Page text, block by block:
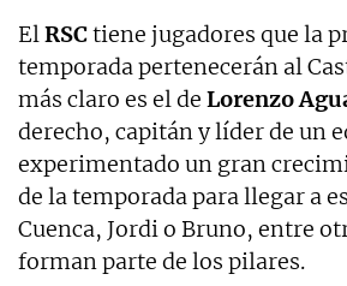
ElRSCtiene jugadores que la
temporada pertenecerán al
más claro es el de Lorenzo
derecho, capitán y líder de un
experimentado un gran
de la temporada para llegar a
Cuenca, Jordi o Bruno, entre
forman parte de los pilares.